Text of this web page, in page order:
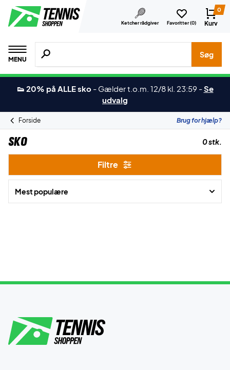
Ketcher rådgiver Favoritter (0)
0
Kurv
MENU
Søg efter produkter, mærker etc.
Søg
👟 20% på ALLE sko - Gælder t.o.m. 12/8 kl. 23:59 -Se
udvalg
Forside Brug for hjælp?
Sko 0 stk.
Filtre
Mest populære